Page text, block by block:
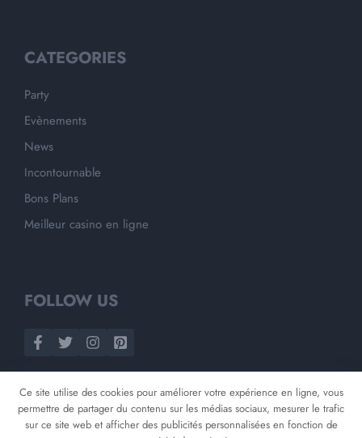
CATEGORIES
Party
Evènements
News
Incontournable
Bons Plans
Meilleur casino en ligne
FOLLOW US
Ce site utilise des cookies pour améliorer votre expérience en ligne, vous
permettre de partager du contenu sur les médias sociaux, mesurer le trafic
sur ce site web et afficher des publicités personnalisées en fonction de